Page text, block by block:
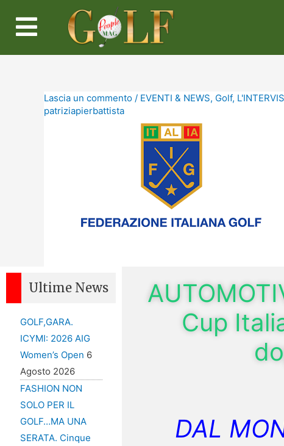
Lascia un commento / EVENTI & NEWS, Golf,
patriziapierbattista
Ultime News
GOLF,GARA.
ICYMI: 2026 AIG
Women’s Open 6
Agosto 2026
FASHION NON
SOLO PER IL
GOLF…MA UNA
SERATA. Cinque
Cup
DAL